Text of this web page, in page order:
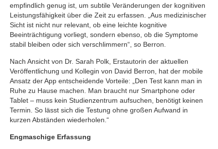
empfindlich genug ist, um subtile Veränderungen der kognitiven
Leistungsfähigkeit über die Zeit zu erfassen. „Aus medizinischer
Sicht ist nicht nur relevant, ob eine leichte kognitive
Beeinträchtigung vorliegt, sondern ebenso, ob die Symptome
stabil bleiben oder sich verschlimmern“, so Berron.
Nach Ansicht von Dr. Sarah Polk, Erstautorin der aktuellen
Veröffentlichung und Kollegin von David Berron, hat der mobile
Ansatz der App entscheidende Vorteile: „Den Test kann man in
Ruhe zu Hause machen. Man braucht nur Smartphone oder
Tablet – muss kein Studienzentrum aufsuchen, benötigt keinen
Termin. So lässt sich die Testung ohne großen Aufwand in
kurzen Abständen wiederholen.“
Engmaschige Erfassung